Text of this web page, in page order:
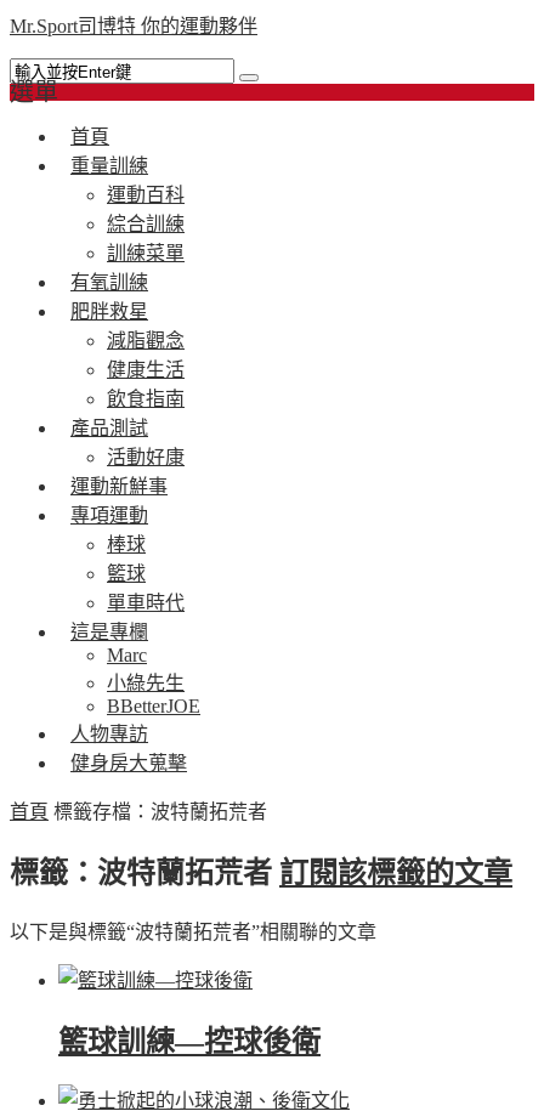
Mr.Sport司博特 你的運動夥伴
選單
首頁
重量訓練
運動百科
綜合訓練
訓練菜單
有氧訓練
肥胖救星
減脂觀念
健康生活
飲食指南
產品測試
活動好康
運動新鮮事
專項運動
棒球
籃球
單車時代
這是專欄
Marc
小綠先生
BBetterJOE
人物專訪
健身房大蒐擊
首頁 標籤存檔：波特蘭拓荒者
標籤：波特蘭拓荒者 訂閱該標籤的文章
以下是與標籤“波特蘭拓荒者”相關聯的文章
籃球訓練—控球後衛